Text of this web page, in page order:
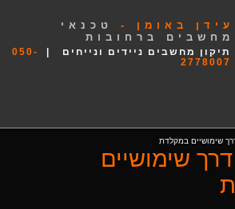
עידן באומן -
טכנאי
מחשבים ברחובות
תיקון מחשבים ניידים ונייחים |
050-
2778007
דרך שימושיים במקלדת
דרך שימושיים